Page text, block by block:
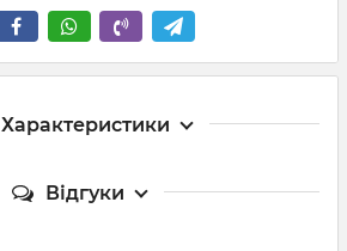
Характеристики
Відгуки